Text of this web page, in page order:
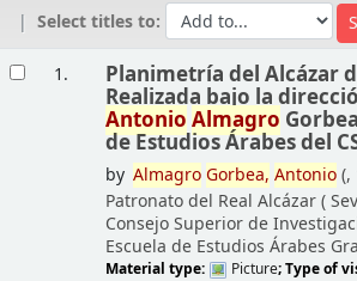
Select titles to:
1. Planimetría del Alcázar
Realizada bajo la
Antonio Almagro
de Estudios Árabes del
by AlmagroGorbea, Antonio(,
Patronato del Real Alcázar (
Consejo Superior de
Escuela de Estudios Árabes
Material type: Picture; Type of